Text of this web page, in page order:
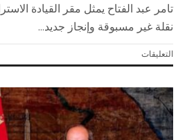
تامر عبد الفتاح يمثل مقر القيادة
نقلة غير مسبوقة وإنجاز جديد...
التعليقاتعلى
القيادة
مصر
تمتلك
القوة
والقدرة